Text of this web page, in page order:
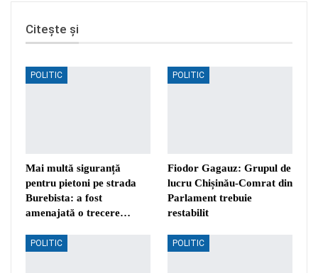
Citește și
POLITIC
Mai multă siguranță
pentru pietoni pe strada
Burebista: a fost
amenajată o trecere…
POLITIC
Fiodor Gagauz: Grupul de
lucru Chișinău-Comrat din
Parlament trebuie
restabilit
POLITIC POLITIC